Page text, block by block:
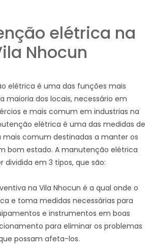
elétrica na
Nhocun
elétrica é uma das funções mais
maioria dos locais, necessário em
e mais comum em industrias na
elétrica é uma das medidas de
comum destinadas a manter os
bom estado. A manutenção elétrica
dividida em 3 tipos, que são:
na Vila Nhocun é a qual onde o
e toma medidas necessárias para
e instrumentos em boas
para eliminar os problemas
possam afeta-los.